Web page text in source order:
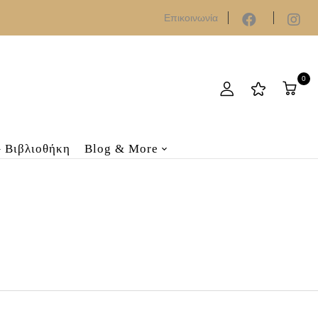
Επικοινωνία
0
Blog & More